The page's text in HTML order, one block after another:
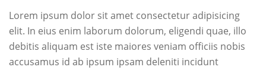
Lorem ipsum dolor sit amet consectetur adipisicing
elit. In eius enim laborum dolorum, eligendi quae, illo
debitis aliquam est iste maiores veniam officiis nobis
accusamus id ab ipsum ipsam deleniti incidunt